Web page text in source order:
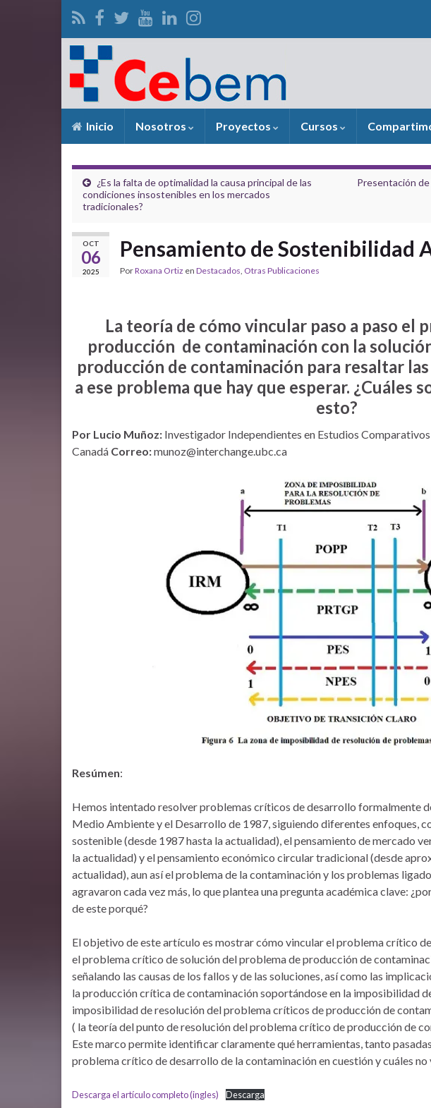
Inicio Nosotros Proyectos Cursos
¿Es la falta de optimalidad la causa principal de las
condiciones insostenibles en los mercados
tradicionales?
Presentación
OCT
06
2025
Pensamiento de Sostenibilidad
PorRoxana Ortiz en Destacados, Otras Publicaciones
La teoría de cómo vincular paso a paso el
producción de contaminación con la
producción de contaminación para resaltar
a ese problema que hay que esperar. ¿Cuáles
esto?
Por Lucio Muñoz: Investigador Independientes en Estudios
Canadá Correo:munoz@interchange.ubc.ca
Resúmen:
Hemos intentado resolver problemas críticos de desarrollo formalmente
Medio Ambiente y el Desarrollo de 1987, siguiendo diferentes enfoques,
sostenible (desde 1987 hasta la actualidad), el pensamiento de mercado
la actualidad) y el pensamiento económico circular tradicional (desde
actualidad), aun así el problema de la contaminación y los problemas
agravaron cada vez más, lo que plantea una pregunta académica clave:
de este porqué?
El objetivo de este artículo es mostrar cómo vincular el problema crítico
el problema crítico de solución del problema de producción de
señalando las causas de los fallos y de las soluciones, así como las
la producción crítica de contaminación soportándose en la imposibilidad
imposibilidad de resolución del problema críticos de producción de
( la teoría del punto de resolución del problema crítico de producción de
Este marco permite identificar claramente qué herramientas, tanto
problema crítico de desarrollo de la contaminación en cuestión y cuáles no
Descarga el artículo completo (ingles) Descarga